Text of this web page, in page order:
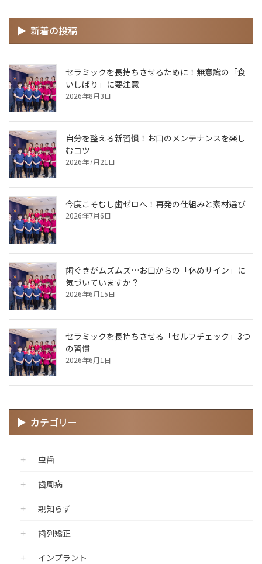
新着の投稿
セラミックを長持ちさせるために！無意識の「食
いしばり」に要注意
2026年8月3日
自分を整える新習慣！お口のメンテナンスを楽し
むコツ
2026年7月21日
今度こそむし歯ゼロへ！再発の仕組みと素材選び
2026年7月6日
歯ぐきがムズムズ…お口からの「休めサイン」に
気づいていますか？
2026年6月15日
セラミックを長持ちさせる「セルフチェック」3つ
の習慣
2026年6月1日
カテゴリー
虫歯
歯周病
親知らず
歯列矯正
インプラント